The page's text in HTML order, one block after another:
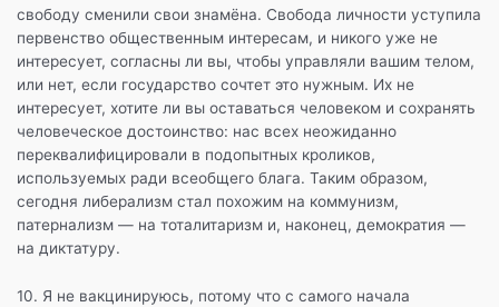
свободу сменили свои знамёна. Свобода личности уступила
первенство общественным интересам, и никого уже не
интересует, согласны ли вы, чтобы управляли вашим телом,
или нет, если государство сочтет это нужным. Их не
интересует, хотите ли вы оставаться человеком и сохранять
человеческое достоинство: нас всех неожиданно
переквалифицировали в подопытных кроликов,
используемых ради всеобщего блага. Таким образом,
сегодня либерализм стал похожим на коммунизм,
патернализм — на тоталитаризм и, наконец, демократия —
на диктатуру.
10. Я не вакцинируюсь, потому что с самого начала